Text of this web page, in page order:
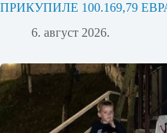
ПРИКУПИЛЕ 100.169,79
6. август 2026.